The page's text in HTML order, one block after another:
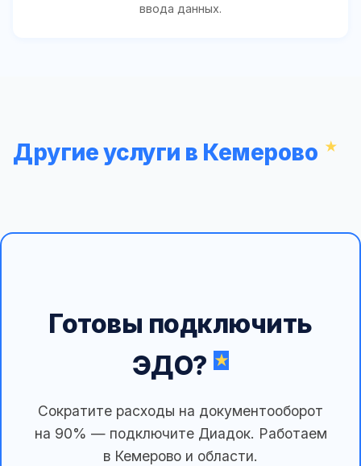
ввода данных.
Другие услуги в Кемерово
Готовы подключить
ЭДО?
Сократите расходы на документооборот
на 90% — подключите Диадок. Работаем
в Кемерово и области.